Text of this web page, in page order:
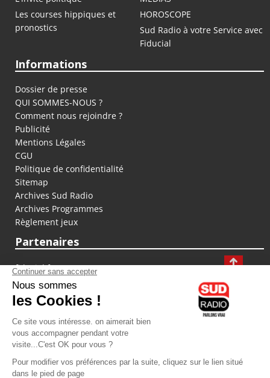
Les courses hippiques et
pronostics
HOROSCOPE
Sud Radio à votre Service avec
Fiducial
Informations
Dossier de presse
QUI SOMMES-NOUS ?
Comment nous rejoindre ?
Publicité
Mentions Légales
CGU
Politique de confidentialité
Sitemap
Archives Sud Radio
Archives Programmes
Règlement jeux
Partenaires
fiducial.fr
lyoncapitale.fr
olympique-et-lyonnais.com
L'application Iphone / Android
Téléchargez l'application